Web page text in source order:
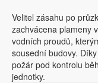
Velitel zásahu po
zachvácena plameny
vodních proudů,
sousední budovy.
požár pod kontrolu
jednotky.